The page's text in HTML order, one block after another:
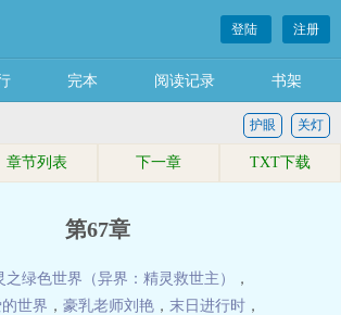
登陆 注册
完本 阅读记录 书架
关灯
护眼
章节列表 下一章 TXT下载
第67章
之绿色世界（异界：精灵救世主）
，
世界 ， 豪乳老师刘艳 ， 末日进行时 ，